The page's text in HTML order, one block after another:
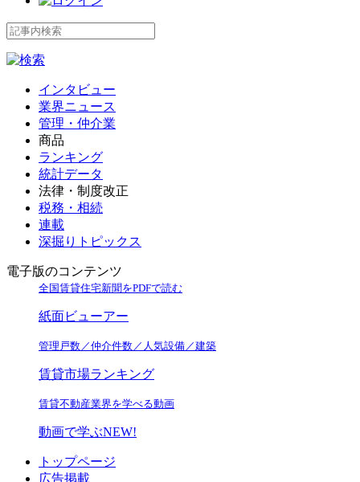
インタビュー
業界ニュース
管理・仲介業
商品
ランキング
統計データ
法律・制度改正
税務・相続
連載
深掘りトピックス
電子版のコンテンツ
全国賃貸住宅新聞をPDFで読む
紙面ビューアー
管理戸数／仲介件数／人気設備／建築
賃貸市場ランキング
賃貸不動産業界を学べる動画
動画で学ぶNEW!
トップページ
広告掲載